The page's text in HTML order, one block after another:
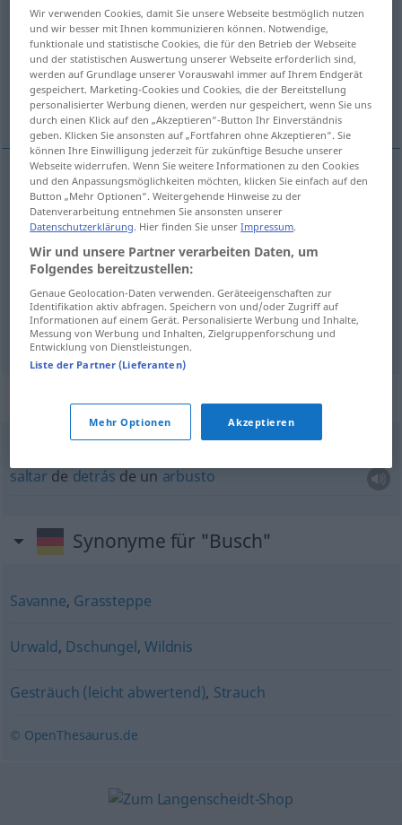
Busch [bʊʃ]m <Busches;Büsche>
Übersicht aller Übersetzungen
(Für mehr Details die Übersetzung anklicken/antippen)
arbusto, mata selva
arbustom Busch
mataf Busch
selvaf Busch GEOG
Beispielsätze für "Busch"
saltar de detrás de un arbusto
Synonyme für "Busch"
Savanne, Grassteppe
Urwald, Dschungel,Wildnis
Gesträuch (leicht abwertend), Strauch
© OpenThesaurus.de
Wir verwenden Cookies, damit Sie unsere Webseite bestmöglich nutzen
und wir besser mit Ihnen kommunizieren können. Notwendige,
funktionale und statistische Cookies, die für den Betrieb der Webseite
und der statistischen Auswertung unserer Webseite erforderlich sind,
werden auf Grundlage unserer Vorauswahl immer auf Ihrem Endgerät
gespeichert. Marketing-Cookies und Cookies, die der Bereitstellung
personalisierter Werbung dienen, werden nur gespeichert, wenn Sie uns
durch einen Klick auf den „Akzeptieren“-Button Ihr Einverständnis
geben. Klicken Sie ansonsten auf „Fortfahren ohne Akzeptieren“. Sie
können Ihre Einwilligung jederzeit für zukünftige Besuche unserer
Webseite widerrufen. Wenn Sie weitere Informationen zu den Cookies
und den Anpassungsmöglichkeiten möchten, klicken Sie einfach auf den
Button „Mehr Optionen“. Weitergehende Hinweise zu der
Datenverarbeitung entnehmen Sie ansonsten unserer
Datenschutzerklärung. Hier finden Sie unserImpressum.
Wir und unsere Partner verarbeiten Daten, um
Folgendes bereitzustellen:
Genaue Geolocation-Daten verwenden. Geräteeigenschaften zur
Identifikation aktiv abfragen. Speichern von und/oder Zugriff auf
Informationen auf einem Gerät. Personalisierte Werbung und Inhalte,
Messung von Werbung und Inhalten, Zielgruppenforschung und
Entwicklung von Dienstleistungen.
Liste der Partner (Lieferanten)
Mehr Optionen Akzeptieren